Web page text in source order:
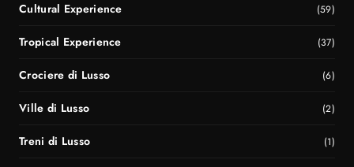
Cultural Experience (59)
Tropical Experience (37)
Crociere di Lusso (6)
Ville di Lusso (2)
Treni di Lusso (1)